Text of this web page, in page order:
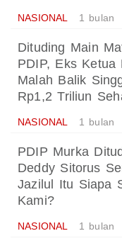
NASIONAL 1 bulan
Dituding Main
PDIP, Eks Ketua
Malah Balik
Rp1,2 Triliun
NASIONAL 1 bulan
PDIP Murka
Deddy Sitorus
Jazilul Itu Siapa
Kami?
NASIONAL 1 bulan